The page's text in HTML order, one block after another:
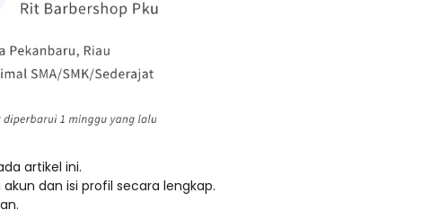
artikel ini.
dan isi profil secara lengkap.